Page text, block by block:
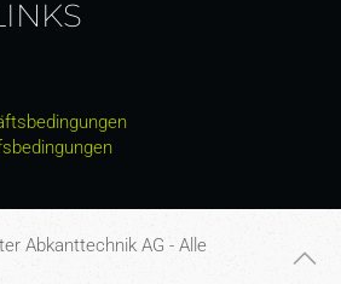
Abkanttechnik AG - Alle